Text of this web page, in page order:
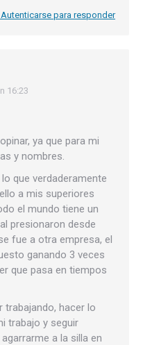
Autenticarse para responder
16:23
ya que para mi
y nombres.
que verdaderamente
a mis superiores
el mundo tiene un
presionaron desde
fue a otra empresa, el
ganando 3 veces
que pasa en tiempos
trabajando, hacer lo
trabajo y seguir
a la silla en